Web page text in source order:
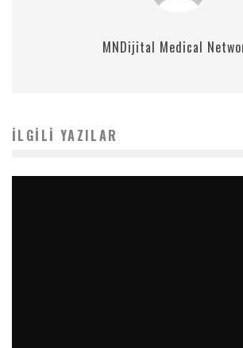
MNDijital Medical
İLGILI YAZILAR